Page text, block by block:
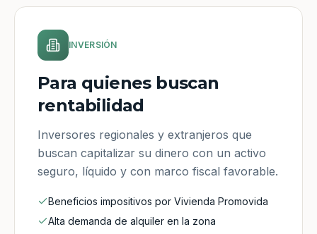
INVERSIÓN
Para quienes buscan
rentabilidad
Inversores regionales y extranjeros que
buscan capitalizar su dinero con un activo
seguro, líquido y con marco fiscal favorable.
Beneficios impositivos por Vivienda Promovida
Alta demanda de alquiler en la zona